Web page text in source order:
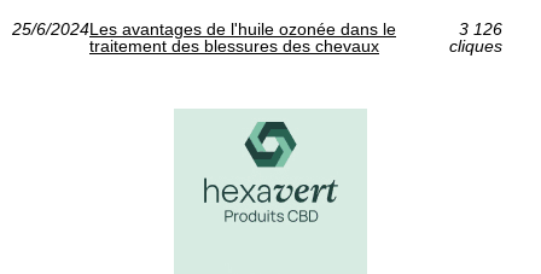
25/6/2024Les avantages de l'huile ozonée dans le
traitement des blessures des chevaux
3 126
cliques